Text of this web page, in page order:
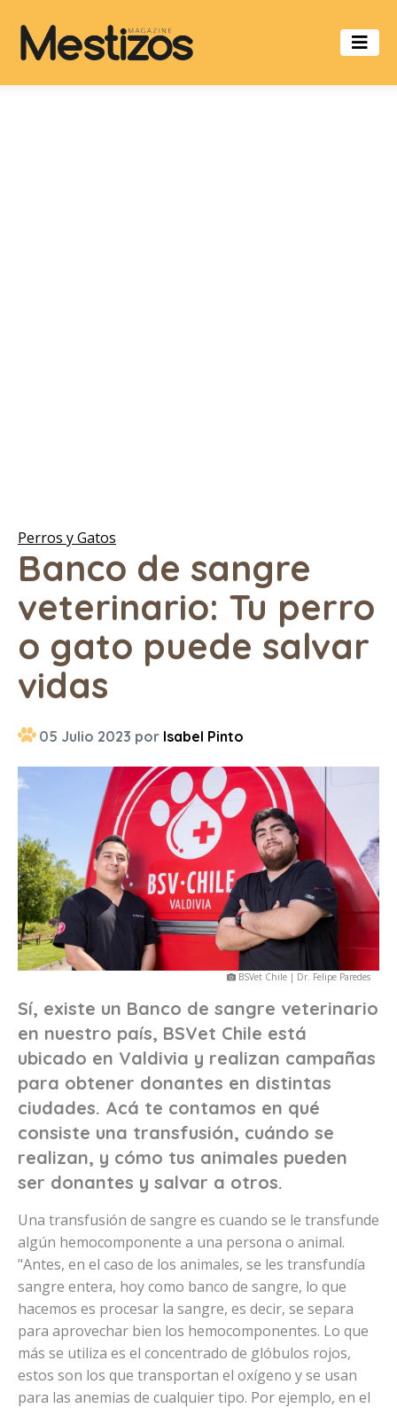
Perros y Gatos
Banco de sangre
veterinario: Tu perro
o gato puede salvar
vidas
05 Julio 2023 por Isabel Pinto
BSVet Chile | Dr. Felipe Paredes
Sí, existe un Banco de sangre veterinario
en nuestro país, BSVet Chile está
ubicado en Valdivia y realizan campañas
para obtener donantes en distintas
ciudades. Acá te contamos en qué
consiste una transfusión, cuándo se
realizan, y cómo tus animales pueden
ser donantes y salvar a otros.
Una transfusión de sangre es cuando se le transfunde
algún hemocomponente a una persona o animal.
"Antes, en el caso de los animales, se les transfundía
sangre entera, hoy como banco de sangre, lo que
hacemos es procesar la sangre, es decir, se separa
para aprovechar bien los hemocomponentes. Lo que
más se utiliza es el concentrado de glóbulos rojos,
estos son los que transportan el oxígeno y se usan
para las anemias de cualquier tipo. Por ejemplo, en el